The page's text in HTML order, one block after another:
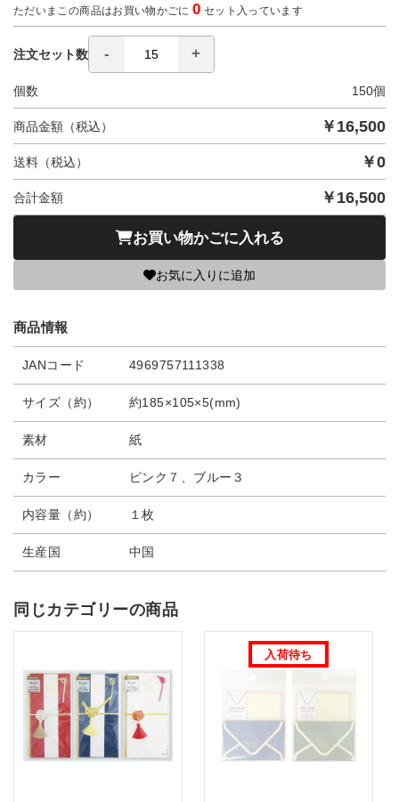
ただいまこの商品はお買い物かごに0 セット入っています
注文セット数
個数 150個
商品金額（税込） ￥ 16,500
送料（税込） ￥0
合計金額 ￥ 16,500
お買い物かごに入れる
お気に入りに追加
商品情報
JANコード 4969757111338
サイズ（約） 約185×105×5(mm)
素材 紙
カラー ピンク７、ブルー３
内容量（約） １枚
生産国 中国
同じカテゴリーの商品